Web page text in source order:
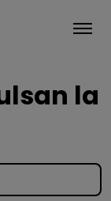
la